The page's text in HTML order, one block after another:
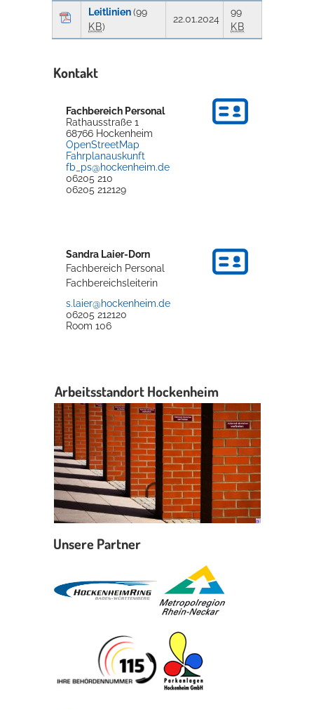
Leitlinien(99
KB)
22.01.2024
99
KB
Kontakt
Fachbereich Personal
Rathausstraße 1
68766 Hockenheim
OpenStreetMap
Fahrplanauskunft
fb_ps@hockenheim.de
06205 210
06205 212129
Sandra Laier-Dorn
Fachbereich Personal
Fachbereichsleiterin
s.laier@hockenheim.de
06205 212120
Room 106
Arbeitsstandort Hockenheim
Unsere Partner